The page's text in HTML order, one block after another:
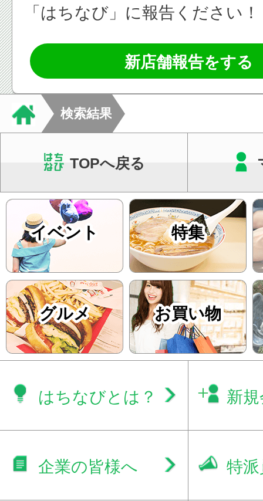
「はちなび」に報告ください！
新店舗報告をする
検索結果
TOPへ戻る
イベント 特集
グルメ お買い物
はちなびとは？ 新
企業の皆様へ 特